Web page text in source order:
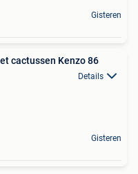
Gisteren
cactussen Kenzo 86
Details
Gisteren